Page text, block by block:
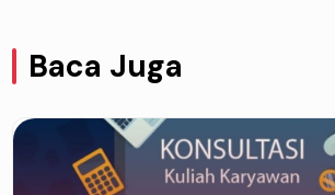
Baca Juga